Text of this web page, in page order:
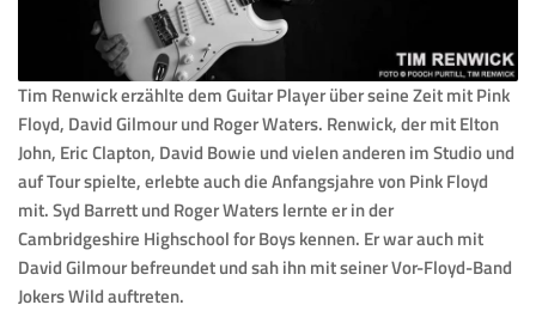
Tim Renwick erzählte dem Guitar Player über seine Zeit mit Pink
Floyd, David Gilmour und Roger Waters. Renwick, der mit Elton
John, Eric Clapton, David Bowie und vielen anderen im Studio und
auf Tour spielte, erlebte auch die Anfangsjahre von Pink Floyd
mit.Syd Barrett und Roger Waterslernte er in der
Cambridgeshire Highschool for Boys kennen. Er war auch mit
David Gilmour befreundet und sah ihn mit seiner Vor-Floyd-Band
Jokers Wild auftreten.